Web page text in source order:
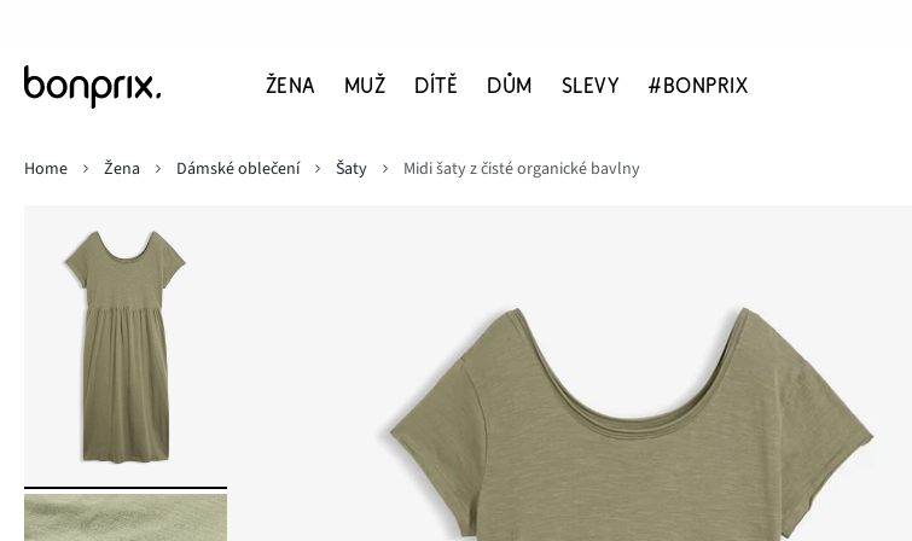
ŽENA MUŽ DÍTĚ DŮM SLEVY #BONPRIX
Home
Žena Dámské oblečení Šaty Midi šaty z čisté organické bavlny